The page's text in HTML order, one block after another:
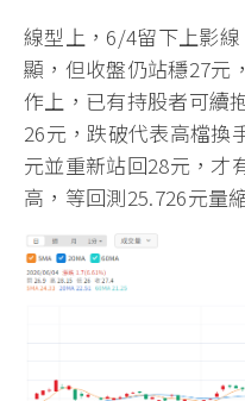
線型上，6/4留下上影
顯，但收盤仍站穩27元
作上，已有持股者可續
26元，跌破代表高檔換
元並重新站回28元，才
高，等回測25.726元量